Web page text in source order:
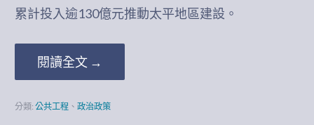
累計投入逾130億元推動太平地區建設。
閱讀全文 →
分類: 公共工程、 政治政策